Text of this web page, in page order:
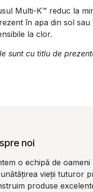
Multi-K™ reduc la
în apa din sol
la clor.
sunt cu titlu de
noi
o echipă de
vieții tuturor
produse